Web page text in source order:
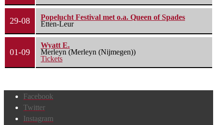
29-08
Popelucht Festival met o.a. Queen of Spades
Etten-Leur
01-09
Wyatt E.
Merleyn (Merleyn (Nijmegen))
Tickets
Facebook
Twitter
Instagram